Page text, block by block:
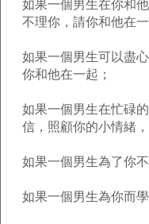
如果一個男生在你和
不理你，請你和他在一
如果一個男生可以盡
你和他在一起；
如果一個男生在忙碌
信，照顧你的小情緒
如果一個男生為了你
如果一個男生為你而